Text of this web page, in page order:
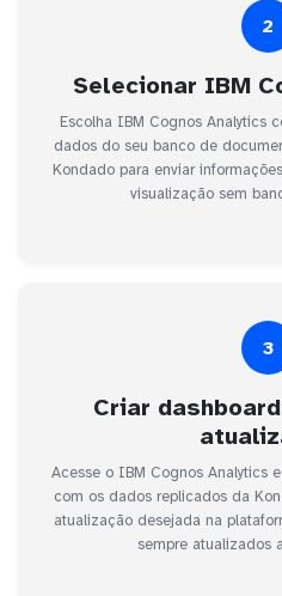
2
Selecionar IBM
Escolha IBM Cognos Analytics
dados do seu banco de
Kondado para enviar
visualização sem
3
Criar
Acesse o IBM Cognos Analytics
com os dados replicados da
atualização desejada na
sempre atualizados